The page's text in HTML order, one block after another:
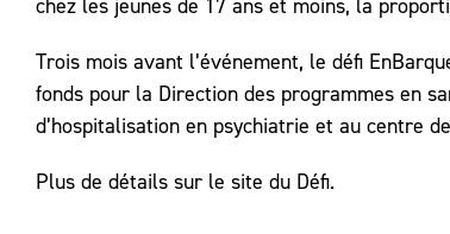
chez les jeunes de 17 ans et moins, la
Trois mois avant l’événement, le défi
fonds pour la Direction des programmes en
d’hospitalisation en psychiatrie et au centre
Plus de détails sur le site du Défi.